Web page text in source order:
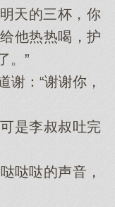
天的三‌杯，你‌
他‌热热喝，护
。”
：“谢谢你‌，
是李叔叔吐完
哒的声音，